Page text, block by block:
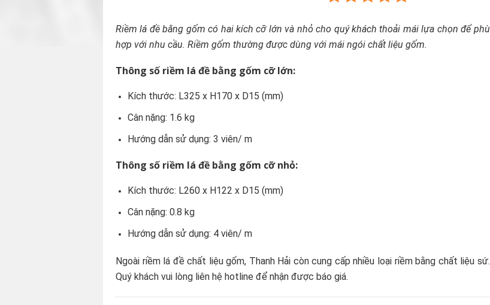
Riềm lá đề bằng gốm có hai kích cỡ lớn và nhỏ cho quý khách thoải mái lựa chọn để phù
hợp với nhu cầu. Riềm gốm thường được dùng với mái ngói chất liệu gốm.
Thông số riềm lá đề bằng gốm cỡ lớn:
Kích thước: L325 x H170 x D15 (mm)
Cân nặng: 1.6 kg
Hướng dẫn sử dụng: 3 viên/ m
Thông số riềm lá đề bằng gốm cỡ nhỏ:
Kích thước: L260 x H122 x D15 (mm)
Cân nặng: 0.8 kg
Hướng dẫn sử dụng: 4 viên/ m
Ngoài riềm lá đề chất liệu gốm, Thanh Hải còn cung cấp nhiều loại riềm bằng chất liệu sứ.
Quý khách vui lòng liên hệ hotline để nhận được báo giá.